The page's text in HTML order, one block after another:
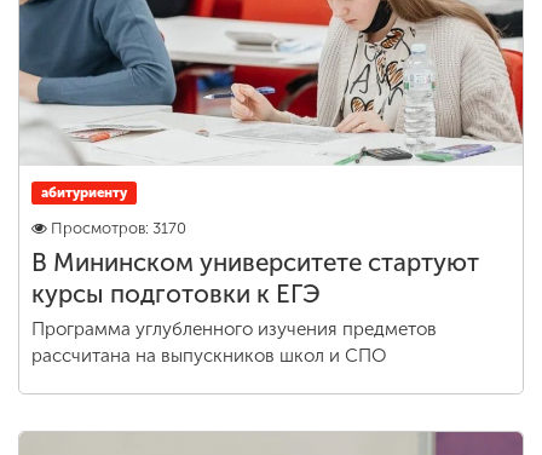
абитуриенту
Просмотров: 3170
В Мининском университете стартуют
курсы подготовки к ЕГЭ
Программа углубленного изучения предметов
рассчитана на выпускников школ и СПО